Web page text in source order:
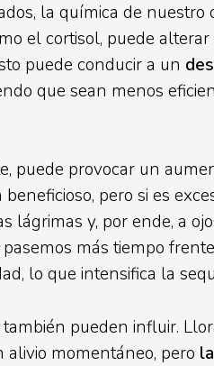
la química de nuestro
el cortisol, puede
puede conducir a un
que sean menos
puede provocar un
pero si es
lágrimas y, por ende, a
más tiempo
lo que intensifica la
pueden influir.
momentáneo, pero